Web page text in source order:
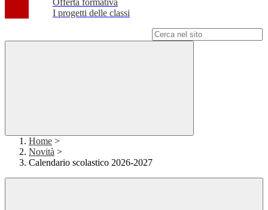
Offerta formativa
I progetti delle classi
Home >
Novità >
Calendario scolastico 2026-2027